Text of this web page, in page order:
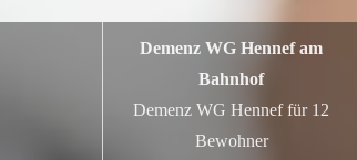
Demenz WG Hennef am
Bahnhof
Demenz WG Hennef für 12
Bewohner